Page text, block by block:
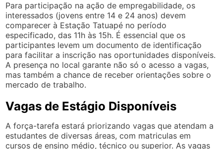
Para participação na ação de empregabilidade, os
interessados (jovens entre 14 e 24 anos) devem
comparecer à Estação Tatuapé no período
especificado, das 11h às 15h. É essencial que os
participantes levem um documento de identificação
para facilitar a inscrição nas oportunidades disponíveis.
A presença no local garante não só o acesso a vagas,
mas também a chance de receber orientações sobre o
mercado de trabalho.
Vagas de Estágio Disponíveis
A força-tarefa estará priorizando vagas que atendam a
estudantes de diversas áreas, com matriculas em
cursos de ensino médio, técnico ou superior. As vagas